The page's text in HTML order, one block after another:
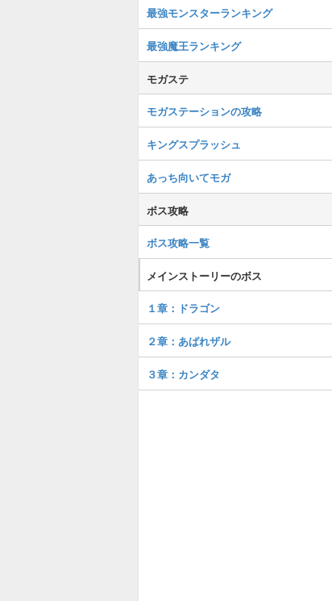
最強モンスターランキング
最強魔王ランキング
モガステ
モガステーションの攻略
キングスプラッシュ
あっち向いてモガ
ボス攻略
ボス攻略一覧
メインストーリーのボス
１章：ドラゴン
２章：あばれザル
３章：カンダタ